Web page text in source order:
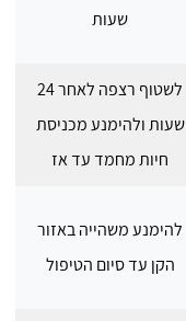
שעות
לשטוף רצפה לאחר 24
שעות ולהימנע מכניסת
חיות מחמד עד אז
להימנע משהייה באזור
הקן עד סיום הטיפול